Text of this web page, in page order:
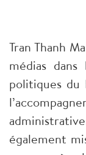
Tran Thanh
médias
politiques du
également